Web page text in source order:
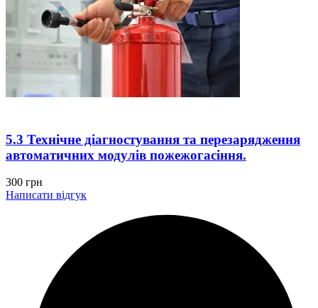
5.3 Технічне діагностування та перезарядження
автоматичних модулів пожежогасіння.
300 грн
Написати відгук